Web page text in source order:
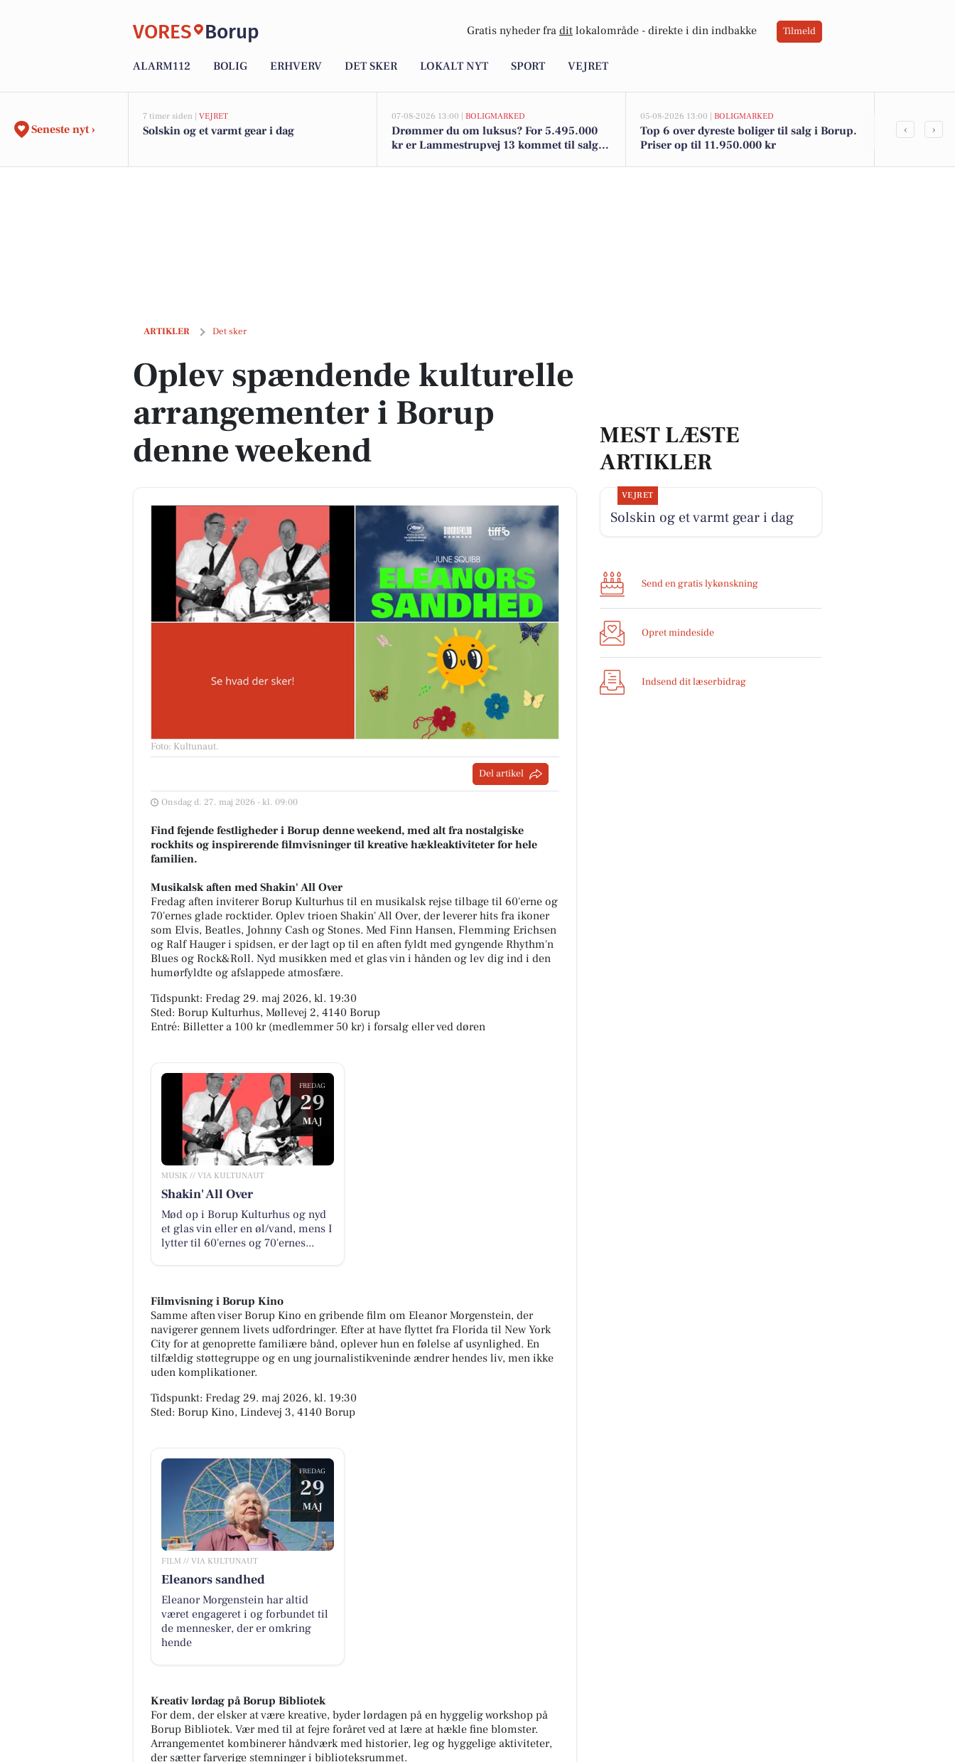
VORES Borup Gratis nyheder fra dit lokalområde - direkte i din indbakke Tilmeld
ALARM112 BOLIG ERHVERV DET SKER LOKALT NYT SPORT VEJRET
Seneste nyt ›
7 timer siden | VEJRET
Solskin og et varmt gear i dag
07-08-2026 13:00 | BOLIGMARKED
Drømmer du om luksus? For 5.495.000
kr er Lammestrupvej 13 kommet til salg -
05-08-2026 13:00 | BOLIGMARKED
Top 6 over dyreste boliger til salg i Borup.
Priser op til 11.950.000 kr
Friske
‹ ›
ARTIKLER Det sker
Oplev spændende kulturelle arrangementer i Borup denne weekend
Oplev spændende kulturelle
arrangementer i Borup
denne weekend
Foto: Kultunaut.
Del artikel
Onsdag d. 27. maj 2026 - kl. 09:00
Find fejende festligheder i Borup denne weekend, med alt fra nostalgiske
rockhits og inspirerende filmvisninger til kreative hækleaktiviteter for hele
familien.
Musikalsk aften med Shakin' All Over
Fredag aften inviterer Borup Kulturhus til en musikalsk rejse tilbage til 60'erne og
70'ernes glade rocktider. Oplev trioen Shakin' All Over, der leverer hits fra ikoner
som Elvis, Beatles, Johnny Cash og Stones. Med Finn Hansen, Flemming Erichsen
og Ralf Hauger i spidsen, er der lagt op til en aften fyldt med gyngende Rhythm'n
Blues og Rock&Roll. Nyd musikken med et glas vin i hånden og lev dig ind i den
humørfyldte og afslappede atmosfære.
Tidspunkt: Fredag 29. maj 2026, kl. 19:30
Sted: Borup Kulturhus, Møllevej 2, 4140 Borup
Entré: Billetter a 100 kr (medlemmer 50 kr) i forsalg eller ved døren
FREDAG
29
MAJ
MUSIK // VIA KULTUNAUT
Shakin' All Over
Mød op i Borup Kulturhus og nyd
et glas vin eller en øl/vand, mens I
lytter til 60'ernes og 70'ernes...
Filmvisning i Borup Kino
Samme aften viser Borup Kino en gribende film om Eleanor Morgenstein, der
navigerer gennem livets udfordringer. Efter at have flyttet fra Florida til New York
City for at genoprette familiære bånd, oplever hun en følelse af usynlighed. En
tilfældig støttegruppe og en ung journalistikveninde ændrer hendes liv, men ikke
uden komplikationer.
Tidspunkt: Fredag 29. maj 2026, kl. 19:30
Sted: Borup Kino, Lindevej 3, 4140 Borup
FREDAG
29
MAJ
FILM // VIA KULTUNAUT
Eleanors sandhed
Eleanor Morgenstein har altid
været engageret i og forbundet til
de mennesker, der er omkring
hende
Kreativ lørdag på Borup Bibliotek
For dem, der elsker at være kreative, byder lørdagen på en hyggelig workshop på
Borup Bibliotek. Vær med til at fejre foråret ved at lære at hækle fine blomster.
Arrangementet kombinerer håndværk med historier, leg og hyggelige aktiviteter,
der sætter farverige stemninger i biblioteksrummet.
MEST LÆSTE
ARTIKLER
VEJRET
Solskin og et varmt gear i dag
Send en gratis lykønskning
Opret mindeside
Indsend dit læserbidrag